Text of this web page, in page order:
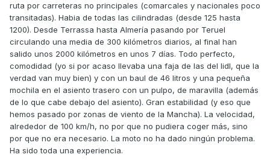
ruta por carreteras no principales (comarcales y nacionales poco
transitadas). Habia de todas las cilindradas (desde 125 hasta
1200). Desde Terrassa hasta Almería pasando por Teruel
circulando una media de 300 kilómetros diarios, al final han
salido unos 2000 kilómetros en unos 7 días. Todo perfecto,
comodidad (yo si por acaso llevaba una faja de las del lidl, que la
verdad van muy bien) y con un baul de 46 litros y una pequeña
mochila en el asiento trasero con un pulpo, de maravilla (además
de lo que cabe debajo del asiento). Gran estabilidad (y eso que
hemos pasado por zonas de viento de la Mancha). La velocidad,
alrededor de 100 km/h, no por que no pudiera coger más, sino
por que no era necesario. La moto no ha dado ningún problema.
Ha sido toda una experiencia.